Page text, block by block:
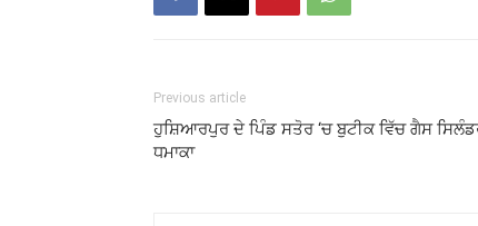
Previous article
ਹੁਸ਼ਿਆਰਪੁਰ ਦੇ ਪਿੰਡ ਸਤੋਰ ‘ਚ ਬੁਟੀਕ ਵਿੱਚ ਗੈਸ
ਧਮਾਕਾ